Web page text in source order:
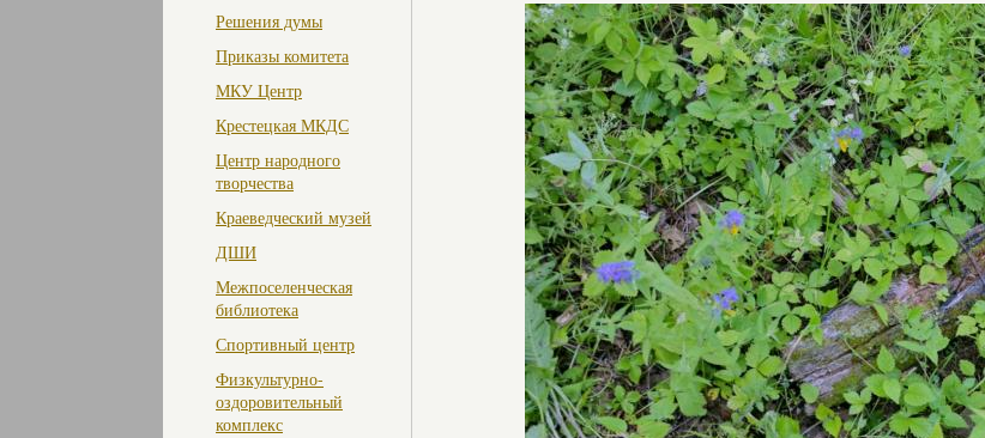
Решения думы
Приказы комитета
МКУ Центр
Крестецкая МКДС
Центр народного
творчества
Краеведческий музей
ДШИ
Межпоселенческая
библиотека
Спортивный центр
Физкультурно-
оздоровительный
комплекс